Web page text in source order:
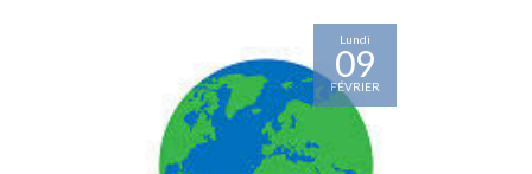
Lundi
09
FÉVRIER